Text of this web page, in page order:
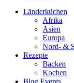
Länderküchen
Afrika
Asien
Europa
Nord- &
Rezepte
Backen
Kochen